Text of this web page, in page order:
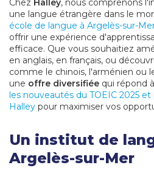
Chez Halley, nous comprenons
une langue étrangère dans le
école de langue à Argelès-sur-
offrir une expérience
efficace. Que vous souhaitiez
en anglais, en français, ou
comme le chinois, l'arménien ou
une offre diversifiée qui répond
les nouveautés du TOEIC 2025
Halley pour maximiser vos
Un institut de
Argelès-sur-Mer